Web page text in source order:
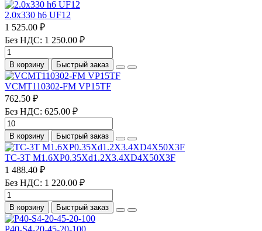
2.0х330 h6 UF12
1 525.00 ₽
Без НДС: 1 250.00 ₽
В корзину Быстрый заказ
VCMT110302-FM VP15TF
762.50 ₽
Без НДС: 625.00 ₽
В корзину Быстрый заказ
TC-3T M1.6XP0.35Xd1.2X3.4XD4X50X3F
1 488.40 ₽
Без НДС: 1 220.00 ₽
В корзину Быстрый заказ